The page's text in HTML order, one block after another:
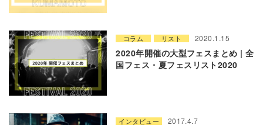
コラム リスト 2020.1.15
2020年開催の大型フェスまとめ | 全
国フェス・夏フェスリスト2020
インタビュー 2017.4.7